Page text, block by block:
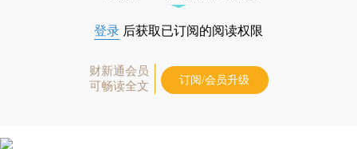
登录 后获取已订阅的阅读权限
财新通会员
可畅读全文
订阅/会员升级